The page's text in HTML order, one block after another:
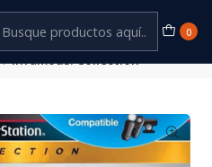
0
Infamous: Collection